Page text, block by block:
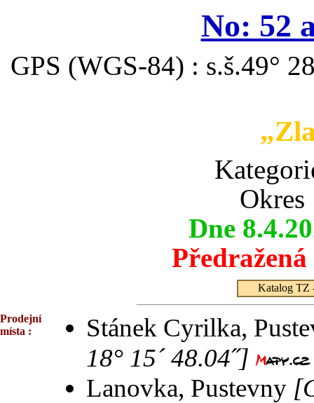
No: 52
GPS (WGS-84) : s.š.49°
Dne
Katalog TZ
Prodejní
místa :
Stánek Cyrilka,
18° 15´ 48.04˝]
Lanovka, Pustevny